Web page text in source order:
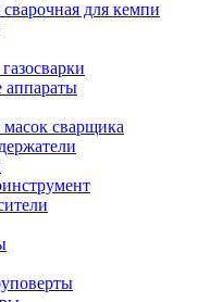
для кемпи
аппараты
масок сварщика